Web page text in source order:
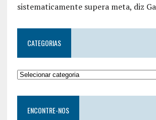
sistematicamente supera meta, diz
CATEGORIAS
ENCONTRE-NOS